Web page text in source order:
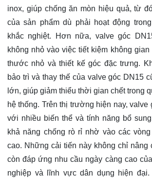
inox, giúp chống ăn mòn hiệu quả, từ
của sản phẩm dù phải hoạt động
khắc nghiệt. Hơn nữa, valve góc
không nhỏ vào việc tiết kiệm không
thước nhỏ và thiết kế góc đặc trưng.
bảo trì và thay thế của valve góc DN15
lớn, giúp giảm thiểu thời gian chết trong
hệ thống. Trên thị trường hiện nay, valve
với nhiều biến thể và tính năng bổ
khả năng chống rò rỉ nhờ vào các
cao. Những cải tiến này không chỉ nâng
còn đáp ứng nhu cầu ngày càng cao
nghiệp và lĩnh vực dân dụng hiện đại.